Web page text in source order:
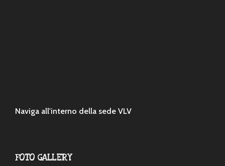
Naviga all'interno della sede VLV
FOTO GALLERY